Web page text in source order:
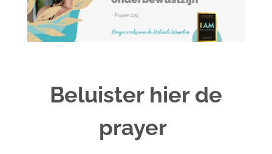
Beluister hier de
prayer